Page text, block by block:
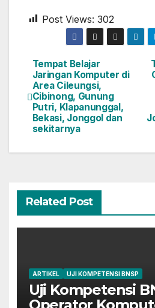
Post Views: 302
Tempat Belajar
Jaringan Komputer di
Area Cileungsi,
Cibinong, Gunung
Putri, Klapanunggal,
Bekasi, Jonggol dan
sekitarnya
Related Post
ARTIKEL UJI KOMPETENSI BNSP
Uji Kompetensi